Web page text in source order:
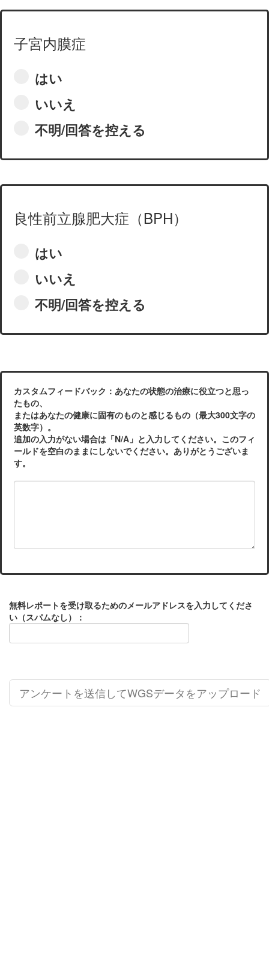
子宮内膜症
はい
いいえ
不明/回答を控える
良性前立腺肥大症（BPH）
はい
いいえ
不明/回答を控える
カスタムフィードバック：あなたの状態の治療に役立つと思っ
たもの、
またはあなたの健康に固有のものと感じるもの（最大300文字の
英数字）。
追加の入力がない場合は「N/A」と入力してください。このフィ
ールドを空白のままにしないでください。ありがとうございま
す。
無料レポートを受け取るためのメールアドレスを入力してくださ
い（スパムなし）：
アンケートを送信してWGSデータをアップロード